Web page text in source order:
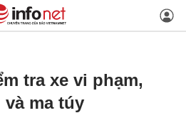
tra xe vi phạm,
ma túy